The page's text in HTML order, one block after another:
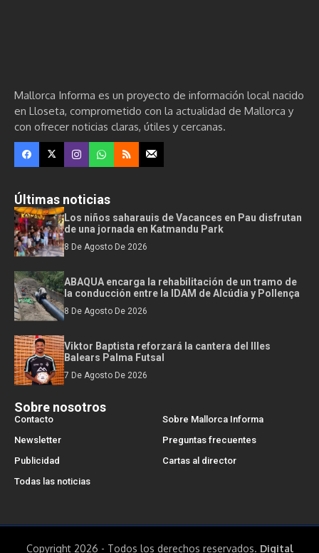
Mallorca Informa es un proyecto de información local nacido
en Lloseta, comprometido con la actualidad de Mallorca y
con ofrecer noticias claras, útiles y cercanas.
Últimas noticias
Los niños saharauis de Vacances en Pau disfrutan
de una jornada en Katmandu Park
8 De Agosto De 2026
ABAQUA encarga la rehabilitación de un tramo de
la conducción entre la IDAM de Alcúdia y Pollença
8 De Agosto De 2026
Viktor Baptista reforzará la cantera del Illes
Balears Palma Futsal
7 De Agosto De 2026
Sobre nosotros
Contacto
Sobre Mallorca Informa
Newsletter
Preguntas frecuentes
Publicidad
Cartas al director
Todas las noticias
Copyright 2026 - Todos los derechos reservados. Digital